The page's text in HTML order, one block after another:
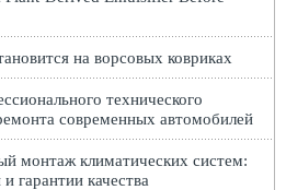
на ворсовых ковриках
технического
современных автомобилей
монтаж климатических систем:
гарантии качества